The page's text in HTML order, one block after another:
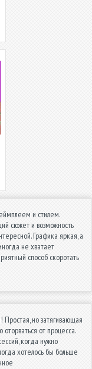
и стилем.
сюжет и возможность
Графика яркая, а
не хватает
способ скоротать
Простая, но затягивающая
от процесса.
когда нужно
хотелось бы больше